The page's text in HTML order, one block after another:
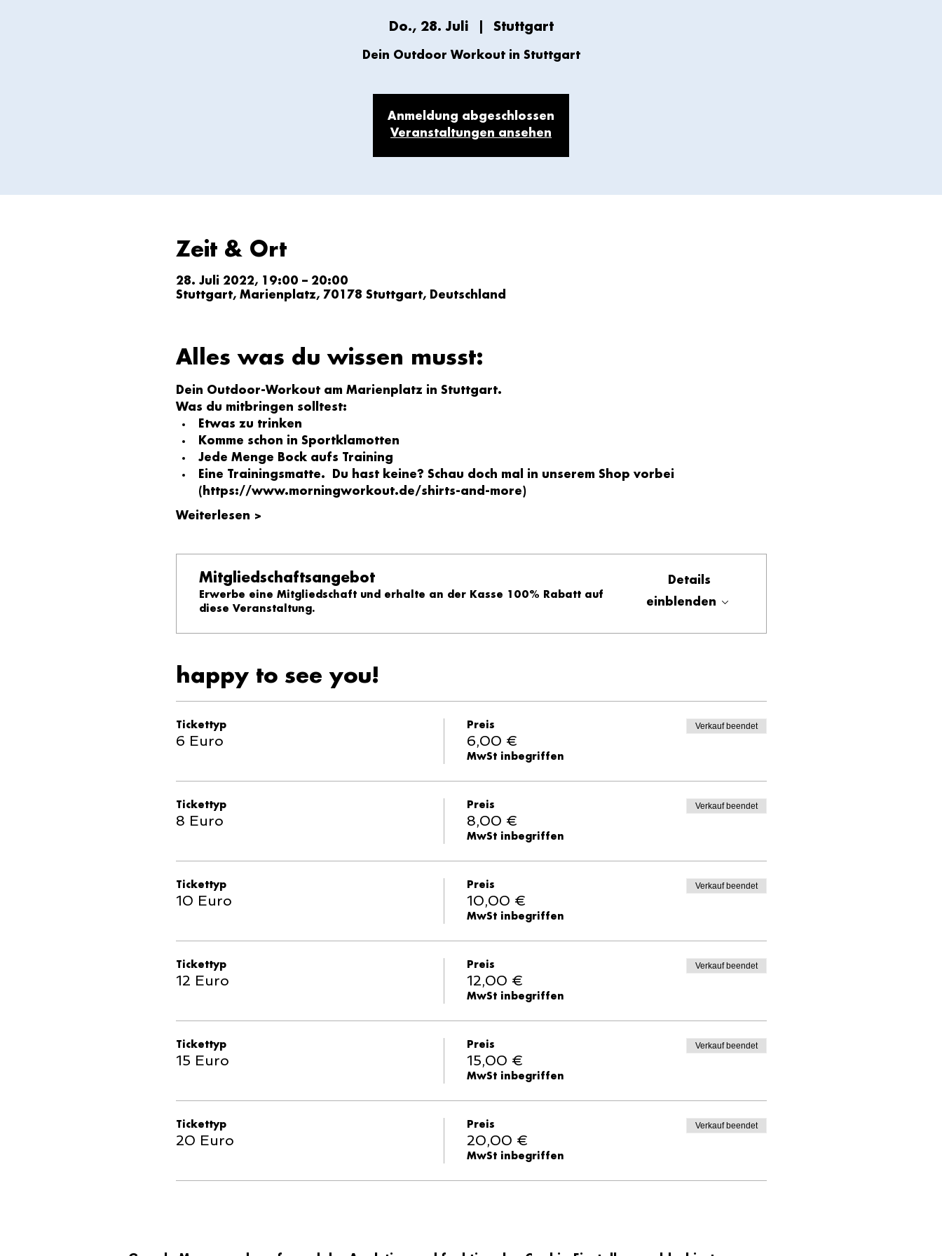
Do., 28. Juli Stuttgart
Dein Outdoor Workout in Stuttgart
Anmeldung abgeschlossen
Veranstaltungen ansehen
Zeit & Ort
28. Juli 2022, 19:00 – 20:00
Stuttgart, Marienplatz, 70178 Stuttgart, Deutschland
Alles was du wissen musst:
Dein Outdoor-Workout am Marienplatz in Stuttgart.
Was du mitbringen solltest:
Etwas zu trinken
Komme schon in Sportklamotten
Jede Menge Bock aufs Training
Eine Trainingsmatte.  Du hast keine? Schau doch mal in unserem Shop vorbei
( https://www.morningworkout.de/shirts-and-more)
Weiterlesen >
Mitgliedschaftsangebot
Erwerbe eine Mitgliedschaft und erhalte an der Kasse 100% Rabatt auf
diese Veranstaltung.
Details
einblenden
happy to see you!
Tickettyp
6 Euro
Preis
6,00 €
MwSt inbegriffen
Verkauf beendet
Tickettyp
8 Euro
Preis
8,00 €
MwSt inbegriffen
Verkauf beendet
Tickettyp
10 Euro
Preis
10,00 €
MwSt inbegriffen
Verkauf beendet
Tickettyp
12 Euro
Preis
12,00 €
MwSt inbegriffen
Verkauf beendet
Tickettyp
15 Euro
Preis
15,00 €
MwSt inbegriffen
Verkauf beendet
Tickettyp
20 Euro
Preis
20,00 €
MwSt inbegriffen
Verkauf beendet